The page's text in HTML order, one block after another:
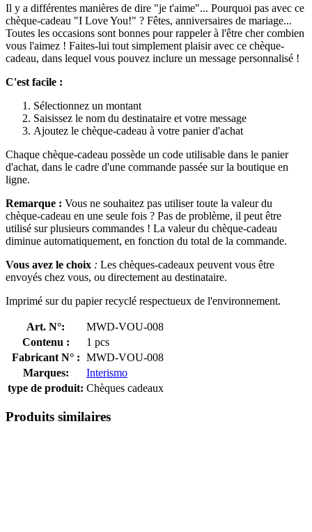
Il y a différentes manières de dire "je t'aime"... Pourquoi pas avec ce
chèque-cadeau "I Love You!" ? Fêtes, anniversaires de mariage...
Toutes les occasions sont bonnes pour rappeler à l'être cher combien
vous l'aimez ! Faites-lui tout simplement plaisir avec ce chèque-
cadeau, dans lequel vous pouvez inclure un message personnalisé !
C'est facile :
Sélectionnez un montant
Saisissez le nom du destinataire et votre message
Ajoutez le chèque-cadeau à votre panier d'achat
Chaque chèque-cadeau possède un code utilisable dans le panier
d'achat, dans le cadre d'une commande passée sur la boutique en
ligne.
Remarque : Vous ne souhaitez pas utiliser toute la valeur du
chèque-cadeau en une seule fois ? Pas de problème, il peut être
utilisé sur plusieurs commandes ! La valeur du chèque-cadeau
diminue automatiquement, en fonction du total de la commande.
Vous avez le choix : Les chèques-cadeaux peuvent vous être
envoyés chez vous, ou directement au destinataire.
Imprimé sur du papier recyclé respectueux de l'environnement.
Art. N°:
MWD-VOU-008
Contenu :
1 pcs
Fabricant N° : MWD-VOU-008
Marques:
Interismo
type de produit: Chèques cadeaux
Produits similaires